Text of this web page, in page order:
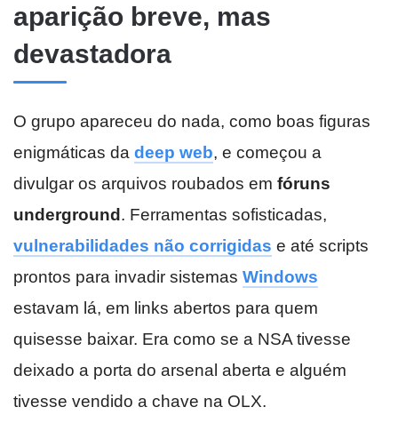
aparição breve, mas
devastadora
O grupo apareceu do nada, como boas figuras
enigmáticas da deep web, e começou a
divulgar os arquivos roubados em fóruns
underground. Ferramentas sofisticadas,
vulnerabilidades não corrigidas e até scripts
prontos para invadir sistemas Windows
estavam lá, em links abertos para quem
quisesse baixar. Era como se a NSA tivesse
deixado a porta do arsenal aberta e alguém
tivesse vendido a chave na OLX.